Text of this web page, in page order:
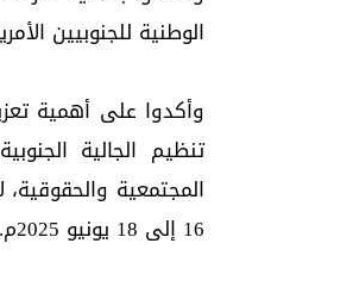
الوطنية للجنوبيين
وأكدوا على أهمية
تنظيم الجالية
المجتمعية
16 إلى 18 يونيو 2025م.